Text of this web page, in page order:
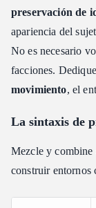
preservación de
apariencia del
No es necesario
facciones.
movimiento, el
La sintaxis de
Mezcle y combine
construir entornos